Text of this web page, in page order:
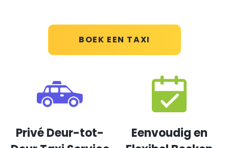
BOEK EEN TAXI
Privé Deur-tot-
Eenvoudig en